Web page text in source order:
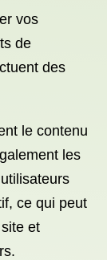
vos
de
des
le contenu
les
ce qui peut
et